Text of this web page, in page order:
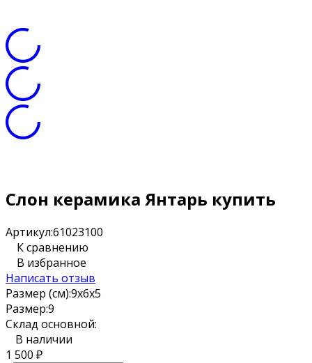
Слон керамика Янтарь купить
Артикул:61023100
К сравнению
В избранное
Написать отзыв
Размер (см):9х6х5
Размер:9
Склад основной:
В наличии
1 500 ₽